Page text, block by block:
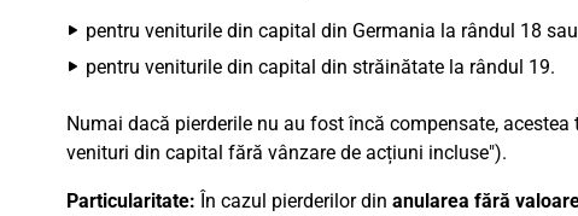
pentru veniturile din capital din Germania la rândul 18 sau
pentru veniturile din capital din străinătate la rândul 19.
Numai dacă pierderile nu au fost încă compensate,
venituri din capital fără vânzare de acțiuni incluse").
Particularitate: În cazul pierderilor din anularea fără